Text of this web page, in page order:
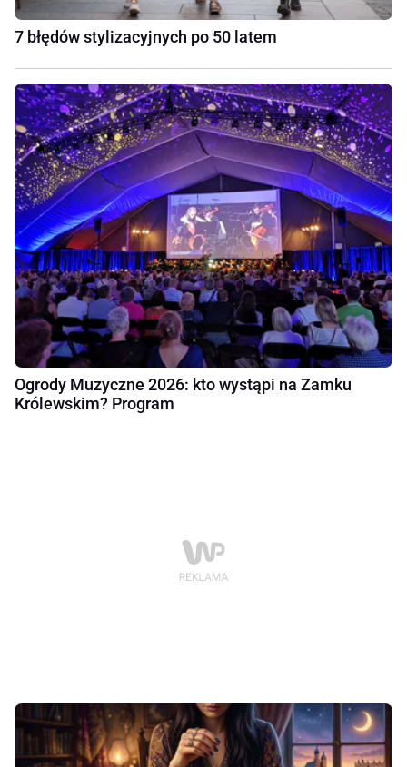
7 błędów stylizacyjnych po 50 latem
Ogrody Muzyczne 2026: kto wystąpi na Zamku
Królewskim? Program